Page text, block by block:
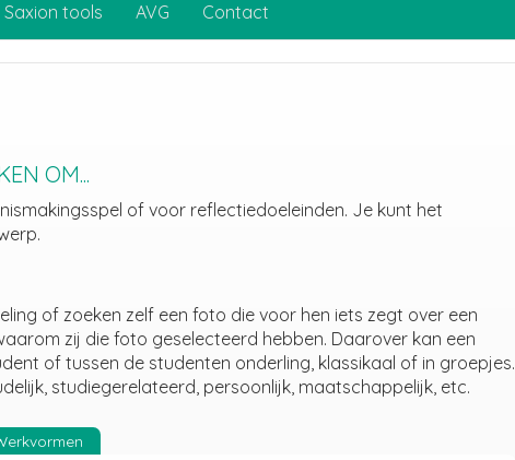
Saxion tools AVG Contact
OM...
of voor reflectiedoeleinden. Je kunt het
of zoeken zelf een foto die voor hen iets zegt over een
zij die foto geselecteerd hebben. Daarover kan een
of tussen de studenten onderling, klassikaal of in groepjes.
studiegerelateerd, persoonlijk, maatschappelijk, etc.